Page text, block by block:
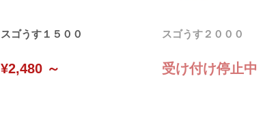
スゴうす１５００
¥2,480 ～
スゴうす２０００
受け付け停止中